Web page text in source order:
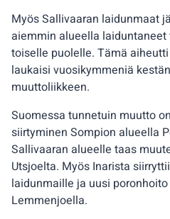
Myös Sallivaaran laidunmaat
aiemmin alueella
toiselle puolelle. Tämä
laukaisi vuosikymmeniä
muuttoliikkeen.
Suomessa tunnetuin muutto
siirtyminen Sompion alueella
Sallivaaran alueelle taas
Utsjoelta. Myös Inarista
laidunmaille ja uusi
Lemmenjoella.